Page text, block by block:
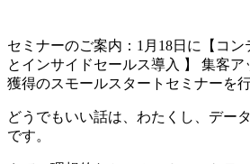
セミナーのご案内：1月18日に【コ
とインサイドセールス導入 】 集客
獲得のスモールスタートセミナーを行
どうでもいい話は、わたくし、デー
です。